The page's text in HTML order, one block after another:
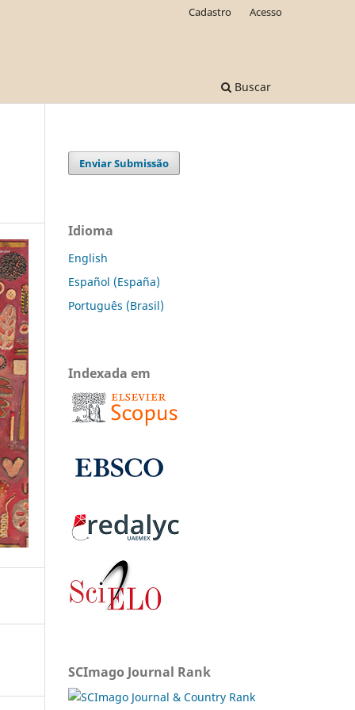
Buscar
Cadastro Acesso
Enviar Submissão
Idioma
English
Español (España)
Português (Brasil)
Indexada em
SCImago Journal Rank